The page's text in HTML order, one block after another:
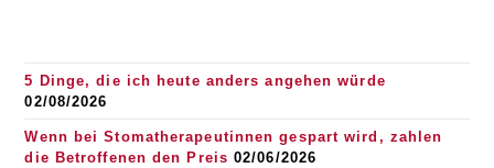
5 Dinge, die ich heute anders angehen würde
02/08/2026
Wenn bei Stomatherapeutinnen gespart wird, zahlen
die Betroffenen den Preis 02/06/2026